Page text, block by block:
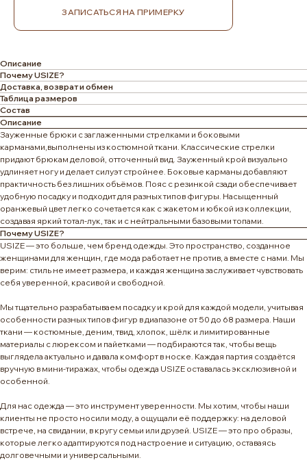
ЗАПИСАТЬСЯ НА ПРИМЕРКУ
Описание
Почему USIZE?
Доставка, возврат и обмен
Таблица размеров
Состав
Описание
Зауженные брюки с заглаженными стрелками и боковыми
карманами,выполнены из костюмной ткани. Классические стрелки
придают брюкам деловой, отточенный вид. Зауженный крой визуально
удлиняет ногу и делает силуэт стройнее. Боковые карманы добавляют
практичность без лишних объёмов. Пояс с резинкой сзади обеспечивает
удобную посадку и подходит для разных типов фигуры. Насыщенный
оранжевый цвет легко сочетается как с жакетом и юбкой из коллекции,
создавая яркий тотал-лук, так и с нейтральными базовыми топами.
Почему USIZE?
USIZE — это больше, чем бренд одежды. Это пространство, созданное
женщинами для женщин, где мода работает не против, а вместе с нами. Мы
верим: стиль не имеет размера, и каждая женщина заслуживает чувствовать
себя уверенной, красивой и свободной.
Мы тщательно разрабатываем посадку и крой для каждой модели, учитывая
особенности разных типов фигур в диапазоне от 50 до 68 размера. Наши
ткани — костюмные, деним, твид, хлопок, шёлк и лимитированные
материалы с люрексом и пайетками — подбираются так, чтобы вещь
выглядела актуально и давала комфорт в носке. Каждая партия создаётся
вручную в мини-тиражах, чтобы одежда USIZE оставалась эксклюзивной и
особенной.
Для нас одежда — это инструмент уверенности. Мы хотим, чтобы наши
клиенты не просто носили моду, а ощущали её поддержку: на деловой
встрече, на свидании, в кругу семьи или друзей. USIZE — это про образы,
которые легко адаптируются под настроение и ситуацию, оставаясь
долговечными и универсальными.